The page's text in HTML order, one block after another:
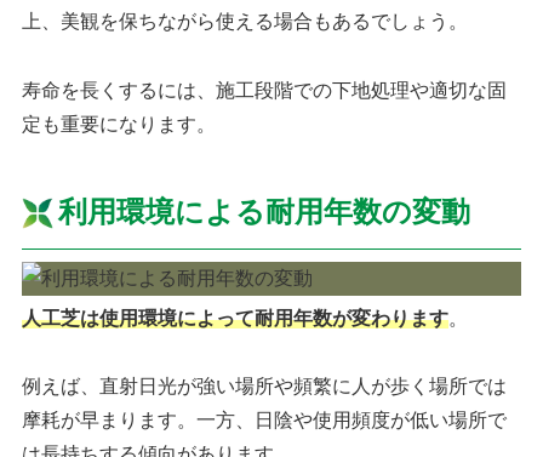
上、美観を保ちながら使える場合もあるでしょう。
寿命を長くするには、施工段階での下地処理や適切な固
定も重要になります。
利用環境による耐用年数の変動
人工芝は使用環境によって耐用年数が変わります。
例えば、直射日光が強い場所や頻繁に人が歩く場所では
摩耗が早まります。一方、日陰や使用頻度が低い場所で